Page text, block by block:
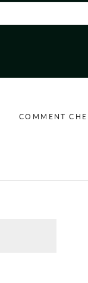
de
COMMENT